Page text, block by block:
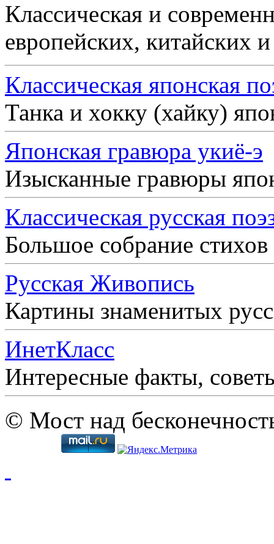
Классическая и
европейских, китайских
Классическая японская
Танка и хокку (хайку)
Японская гравюра укиё-э
Изысканные гравюры
Классическая русская
Большое собрание
Русская Живопись
Картины знаменитых
ИнетКласс
Интересные факты,
© Мост над